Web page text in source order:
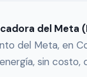
del Meta
del Meta, en
sin costo,